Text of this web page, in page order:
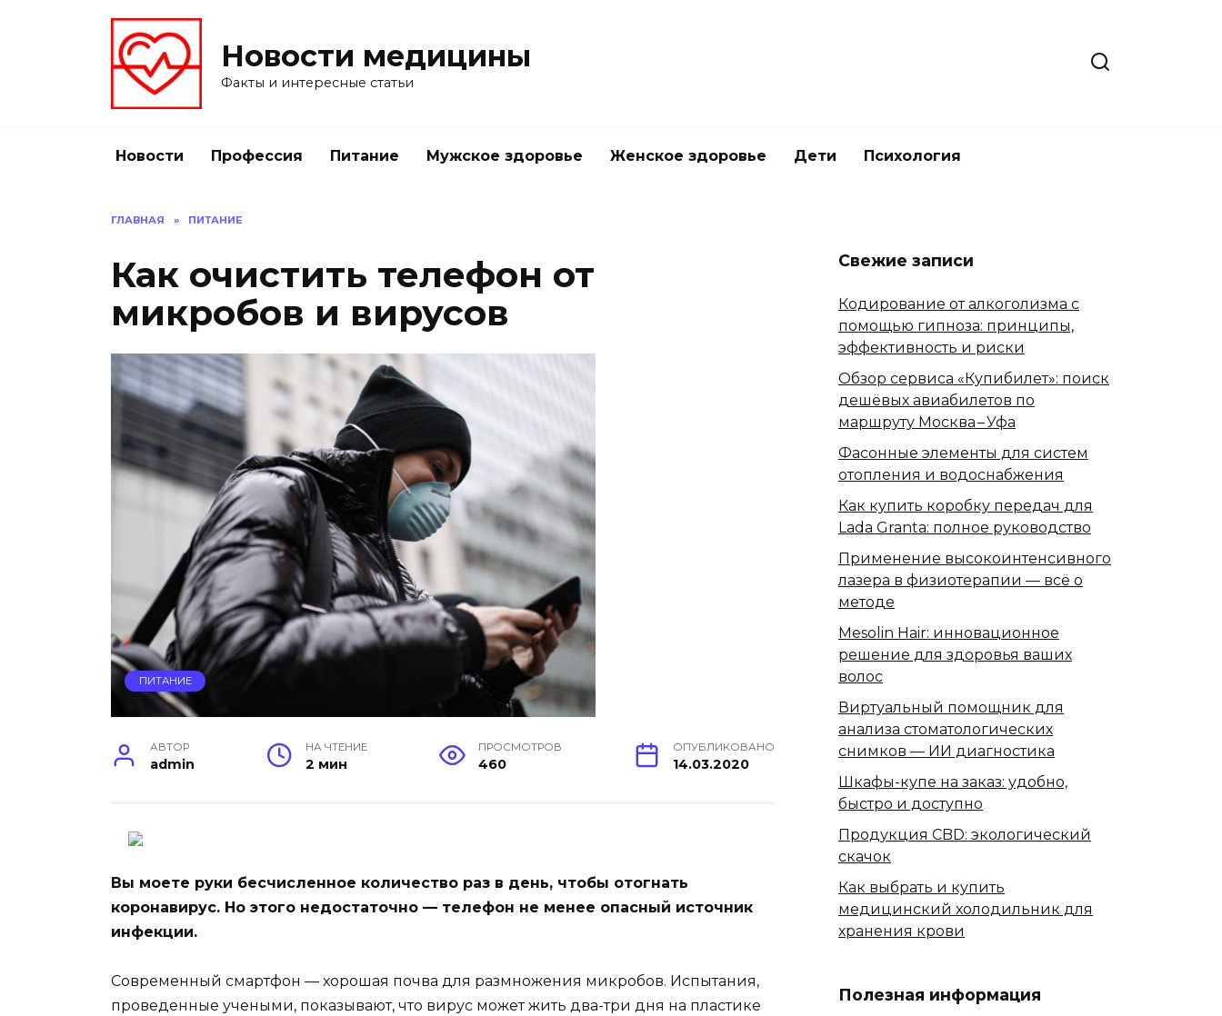
Новости медицины
Факты и интересные статьи
Новости Профессия Питание Мужское здоровье Женское здоровье Дети Психология
ГЛАВНАЯ » ПИТАНИЕ
Как очистить телефон от
микробов и вирусов
ПИТАНИЕ
АВТОР
admin
НА ЧТЕНИЕ
2 мин
ПРОСМОТРОВ
460
ОПУБЛИКОВАНО
14.03.2020
Вы моете руки бесчисленное количество раз в день, чтобы отогнать
коронавирус. Но этого недостаточно — телефон не менее опасный источник
инфекции.
Современный смартфон — хорошая почва для размножения микробов. Испытания,
проведенные учеными, показывают, что вирус может жить два-три дня на пластике
Свежие записи
Кодирование от алкоголизма с
помощью гипноза: принципы,
эффективность и риски
Обзор сервиса «Купибилет»: поиск
дешёвых авиабилетов по
маршруту Москва – Уфа
Фасонные элементы для систем
отопления и водоснабжения
Как купить коробку передач для
Lada Granta: полное руководство
Применение высокоинтенсивного
лазера в физиотерапии — всё о
методе
Mesolin Hair: инновационное
решение для здоровья ваших
волос
Виртуальный помощник для
анализа стоматологических
снимков — ИИ диагностика
Шкафы-купе на заказ: удобно,
быстро и доступно
Продукция CBD: экологический
скачок
Как выбрать и купить
медицинский холодильник для
хранения крови
Полезная информация